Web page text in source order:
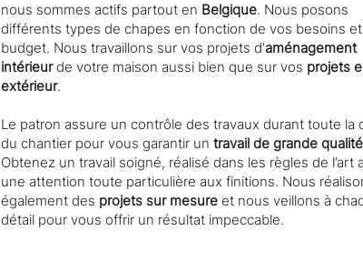
nous sommes actifs partout en Belgique. Nous posons
différents types de chapes en fonction de vos besoins
budget. Nous travaillons sur vos projets d’aménagement
intérieurde votre maison aussi bien que sur vos projets
extérieur.
Le patron assure un contrôle des travaux durant toute la
du chantier pour vous garantir un travail de grande qualité
Obtenez un travail soigné, réalisé dans les règles de l’art
une attention toute particulière aux finitions. Nous
également des projets sur mesure et nous veillons à
détail pour vous offrir un résultat impeccable.